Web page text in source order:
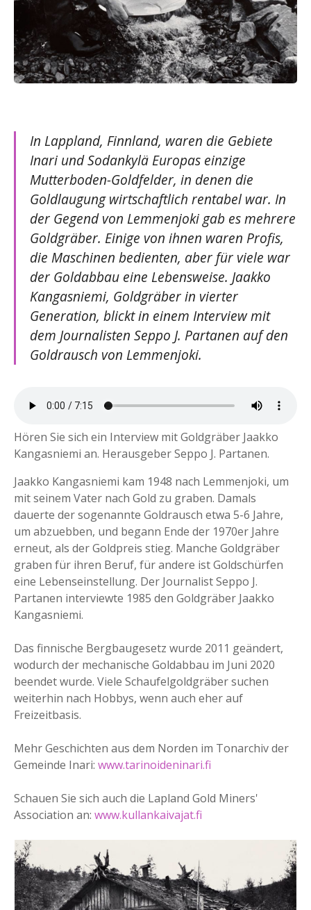
In Lappland, Finnland, waren die Gebiete
Inari und Sodankylä Europas einzige
Mutterboden-Goldfelder, in denen die
Goldlaugung wirtschaftlich rentabel war. In
der Gegend von Lemmenjoki gab es mehrere
Goldgräber. Einige von ihnen waren Profis,
die Maschinen bedienten, aber für viele war
der Goldabbau eine Lebensweise. Jaakko
Kangasniemi, Goldgräber in vierter
Generation, blickt in einem Interview mit
dem Journalisten Seppo J. Partanen auf den
Goldrausch von Lemmenjoki.
Hören Sie sich ein Interview mit Goldgräber Jaakko
Kangasniemi an. Herausgeber Seppo J. Partanen.
Jaakko Kangasniemi kam 1948 nach Lemmenjoki, um
mit seinem Vater nach Gold zu graben. Damals
dauerte der sogenannte Goldrausch etwa 5-6 Jahre,
um abzuebben, und begann Ende der 1970er Jahre
erneut, als der Goldpreis stieg. Manche Goldgräber
graben für ihren Beruf, für andere ist Goldschürfen
eine Lebenseinstellung. Der Journalist Seppo J.
Partanen interviewte 1985 den Goldgräber Jaakko
Kangasniemi.
Das finnische Bergbaugesetz wurde 2011 geändert,
wodurch der mechanische Goldabbau im Juni 2020
beendet wurde. Viele Schaufelgoldgräber suchen
weiterhin nach Hobbys, wenn auch eher auf
Freizeitbasis.
Mehr Geschichten aus dem Norden im Tonarchiv der
Gemeinde Inari: www.tarinoideninari.fi
Schauen Sie sich auch die Lapland Gold Miners'
Association an: www.kullankaivajat.fi